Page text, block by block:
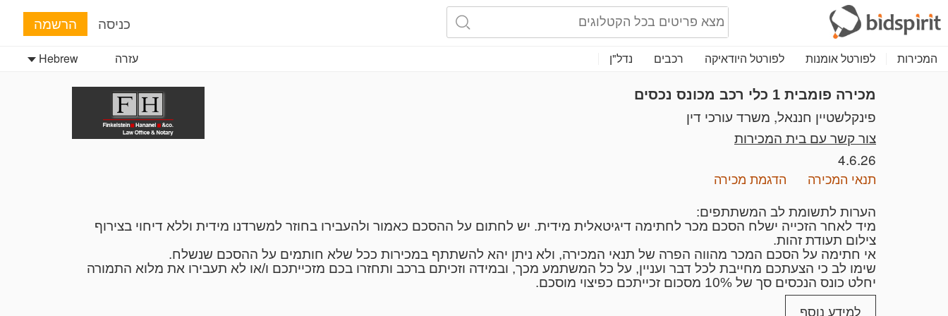
כניסה הרשמה
המכירות לפורטל אומנות לפורטל היודאיקה רכבים נדל"ן Hebrew עזרה
מכירה פומבית 1 כלי רכב מכונס נכסים
פינקלשטיין חננאל, משרד עורכי דין
צור קשר עם בית המכירות
4.6.26
תנאי המכירה הדגמת מכירה
הערות לתשומת לב המשתתפים:
מיד לאחר הזכייה ישלח הסכם מכר לחתימה דיגיטאלית מידית. יש לחתום על ההסכם כאמור ולהעבירו בחוזר למשרדנו מידית וללא דיחוי בצירוף
צילום תעודת זהות.
אי חתימה על הסכם המכר מהווה הפרה של תנאי המכירה, ולא ניתן יהא להשתתף במכירות ככל שלא חותמים על ההסכם שנשלח.
שימו לב כי הצעתכם מחייבת לכל דבר ועניין, על כל המשתמע מכך, ובמידה וזכיתם ברכב ותחזרו בכם מזכייתכם ו/או לא תעבירו את מלוא התמורה
יחלט כונס הנכסים סך של 10% מסכום זכייתכם כפיצוי מוסכם.
ככל שברשותכם תו סחר והנכם מבקש להוסיפו, יש להעביר למשרדנו צילום קריא של תו הסחר בצירוף תעודת זהות של בעל התו או תעודת התאגדות
(ככל שמדובר בחברה). למען הסר ספק, יובהר כי לא יתאפשר שינוי שם הקונה לאחר ביצוע הרכישה.
למידע נוסף